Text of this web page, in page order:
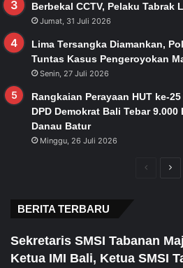
Berbekal CCTV, Pelaku Tabrak
Jumat, 31 Juli 2026
Lima Tersangka Diamankan,
Tuntas Kasus Pengeroyokan
Senin, 27 Juli 2026
Rangkaian Perayaan HUT ke-
DPD Demokrat Bali Tebar
Danau Batur
Minggu, 26 Juli 2026
Previous
BERITA TERBARU
Sekretaris SMSI Tabanan
Ketua IMI Bali, Ketua SMSI